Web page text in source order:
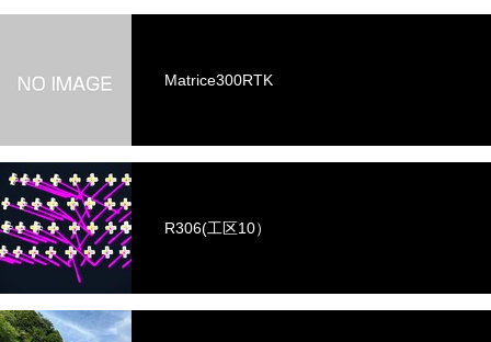
Matrice300RTK
R306(工区10）